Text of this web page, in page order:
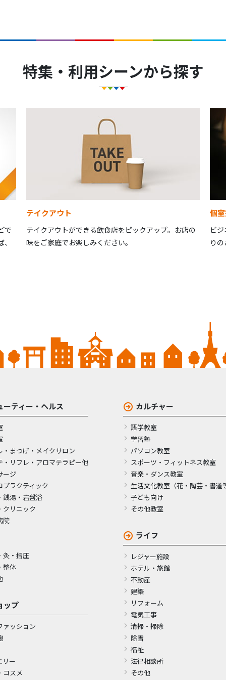
特集・利用シーンから探す
で
テイクアウト
テイクアウトができる飲食店をピックアップ。お店の
味をご家庭でお楽しみください。
個
ビ
り
ーティー・ヘルス
・まつげ・メイクサロン
・リフレ・アロマテラピー他
ージ
プラクティック
銭湯・岩盤浴
クリニック
院
灸・指圧
整体
ップ
ァッション
リー
コスメ
カルチャー
語学教室
学習塾
パソコン教室
スポーツ・フィットネス教室
音楽・ダンス教室
生活文化教室（花・陶芸・書道
子ども向け
その他教室
ライフ
レジャー施設
ホテル・旅館
不動産
建築
リフォーム
電気工事
清掃・掃除
除雪
福祉
法律相談所
その他